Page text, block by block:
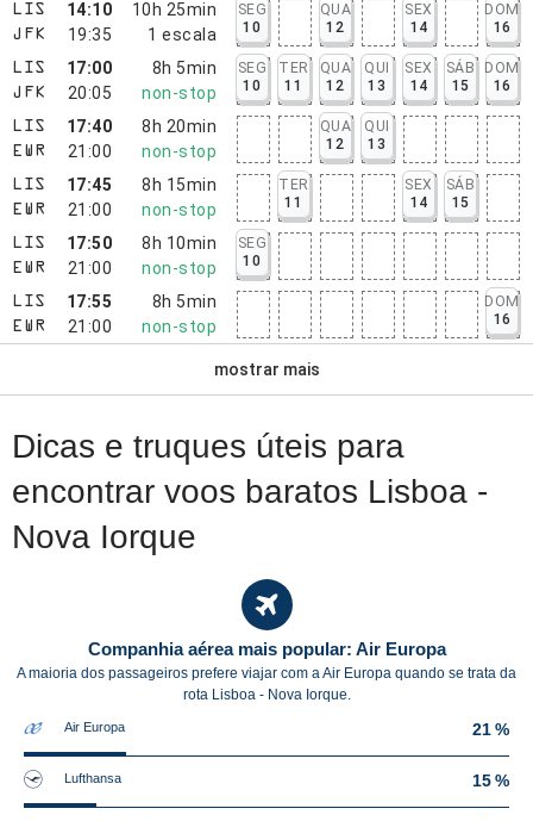
LIS
JFK
14:10
19:35
10h 25min
1 escala
SEG
10
QUA
12
SEX
14
DOM
16
LIS
JFK
17:00
20:05
8h 5min
non-stop
SEG
10
TER
11
QUA
12
QUI
13
SEX
14
SÁB
15
DOM
16
LIS
EWR
17:40
21:00
8h 20min
non-stop
QUA
12
QUI
13
LIS
EWR
17:45
21:00
8h 15min
non-stop
TER
11
SEX
14
SÁB
15
LIS
EWR
17:50
21:00
8h 10min
non-stop
SEG
10
LIS
EWR
17:55
21:00
8h 5min
non-stop
DOM
16
mostrar mais
Dicas e truques úteis para
encontrar voos baratos Lisboa -
Nova Iorque
Companhia aérea mais popular: Air Europa
A maioria dos passageiros prefere viajar com a Air Europa quando se trata da
rota Lisboa - Nova Iorque.
Air Europa 21 %
Lufthansa 15 %